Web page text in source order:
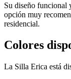
Su diseño funcional
opción muy
residencial.
Colores
La Silla Erica está